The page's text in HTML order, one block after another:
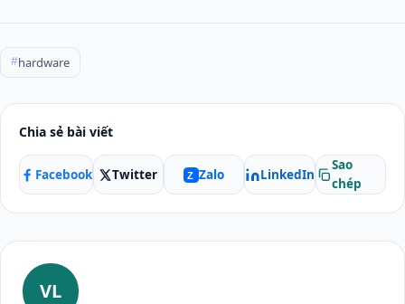
#hardware
Chia sẻ bài viết
Facebook Twitter Z Zalo LinkedIn
Sao
chép
VL